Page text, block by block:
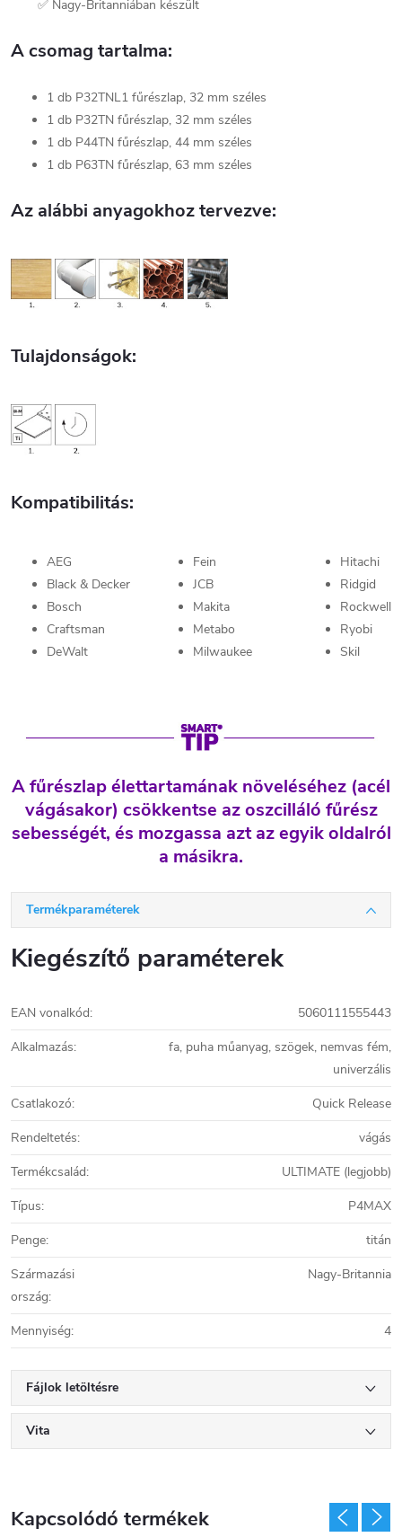
✅ Nagy-Britanniában készült
A csomag tartalma:
1 db P32TNL1 fűrészlap, 32 mm széles
1 db P32TN fűrészlap, 32 mm széles
1 db P44TN fűrészlap, 44 mm széles
1 db P63TN fűrészlap, 63 mm széles
Az alábbi anyagokhoz tervezve:
Tulajdonságok:
Kompatibilitás:
AEG
Black & Decker
Bosch
Craftsman
DeWalt
Fein
JCB
Makita
Metabo
Milwaukee
Hitachi
Ridgid
Rockwell
Ryobi
Skil
A fűrészlap élettartamának növeléséhez (acél
vágásakor) csökkentse az oszcilláló fűrész
sebességét, és mozgassa azt az egyik oldalról
a másikra.
Termékparaméterek
Kiegészítő paraméterek
EAN vonalkód:
5060111555443
Alkalmazás:
fa, puha műanyag, szögek, nemvas fém,
univerzális
Csatlakozó:
Quick Release
Rendeltetés:
vágás
Termékcsalád:
ULTIMATE (legjobb)
Típus:
P4MAX
Penge:
titán
Származási
ország:
Nagy-Britannia
Mennyiség: 4
Fájlok letöltésre
Vita
Kapcsolódó termékek